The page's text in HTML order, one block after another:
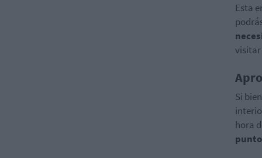
Esta
Si
hora